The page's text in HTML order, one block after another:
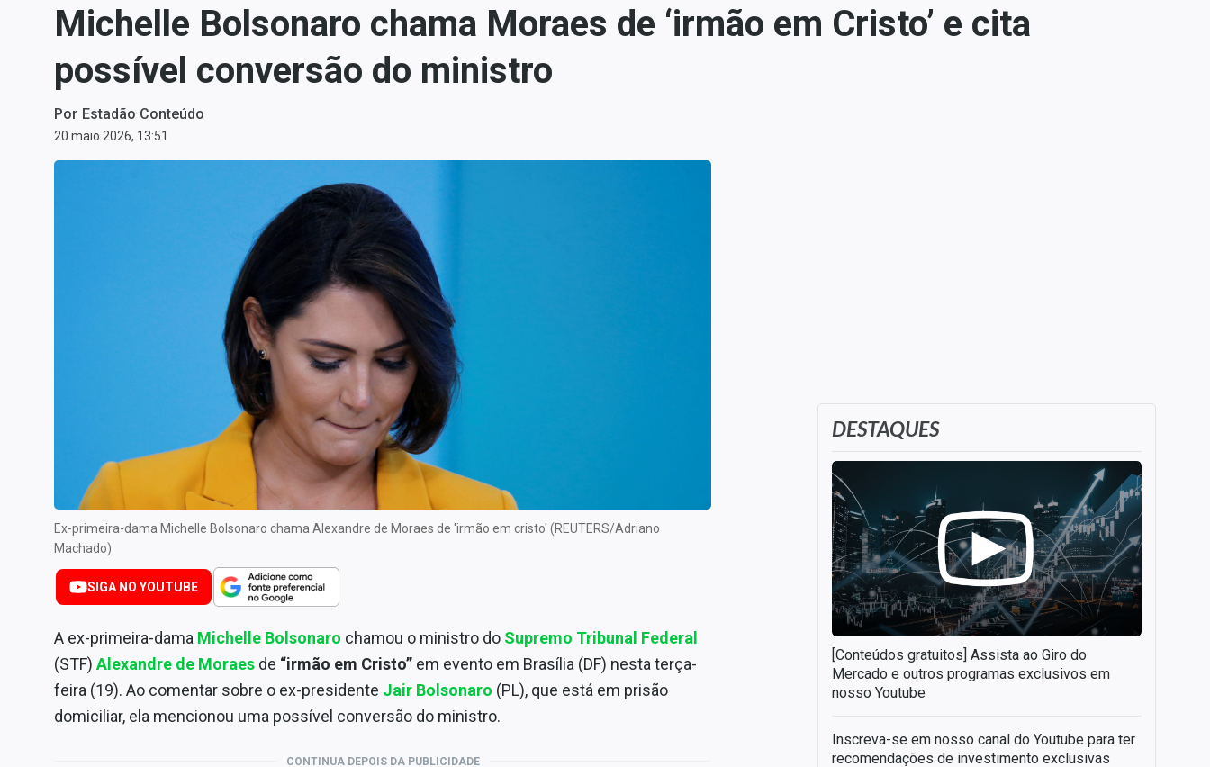
Carteiras Recomendadas
Central de Fundos
Imobiliários
Central dos IPOs
Conteúdo de Marca
Sobre
Expediente
Contato
Michelle Bolsonaro chama Moraes de ‘irmão em Cristo’ e cita
possível conversão do ministro
Por Estadão Conteúdo
20 maio 2026, 13:51
Ex-primeira-dama Michelle Bolsonaro chama Alexandre de Moraes de 'irmão em cristo' (REUTERS/Adriano
Machado)
SIGA NO YOUTUBE
A ex-primeira-dama Michelle Bolsonaro chamou o ministro do Supremo Tribunal Federal
(STF) Alexandre de Moraes de “irmão em Cristo” em evento em Brasília (DF) nesta terça-
feira (19). Ao comentar sobre o ex-presidente Jair Bolsonaro (PL), que está em prisão
domiciliar, ela mencionou uma possível conversão do ministro.
CONTINUA DEPOIS DA PUBLICIDADE
DESTAQUES
[Conteúdos gratuitos] Assista ao Giro do
Mercado e outros programas exclusivos em
nosso Youtube
Inscreva-se em nosso canal do Youtube para ter
recomendações de investimento exclusivas